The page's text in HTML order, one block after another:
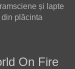
și lapte
plăcinta
On Fire